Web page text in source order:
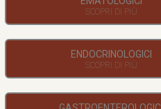
ENDOCRINOLOGICI